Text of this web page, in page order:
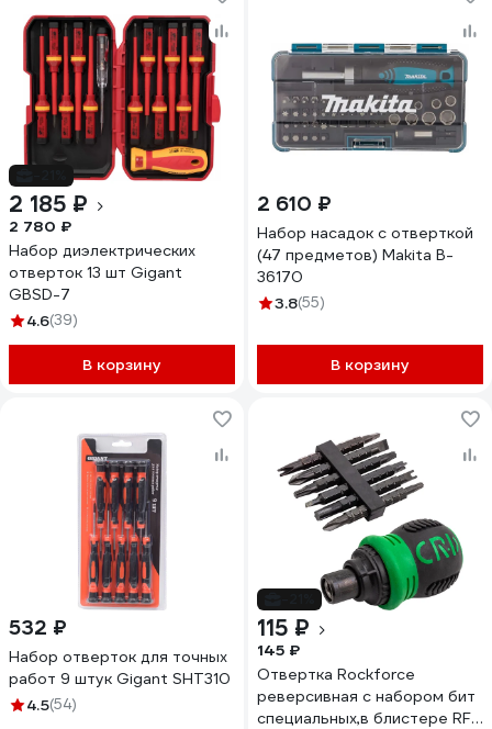
2 185 ₽
2 780 ₽
Набор диэлектрических
отверток 13 шт Gigant
GBSD-7
4.6(39)
В корзину
2 610 ₽
Набор насадок с отверткой
(47 предметов) Makita B-
36170
3.8(55)
В корзину
532 ₽
Набор отверток для точных
работ 9 штук Gigant SHT310
4.5(54)
115 ₽
145 ₽
Отвертка Rockforce
реверсивная с набором бит
специальных,в блистере RF-